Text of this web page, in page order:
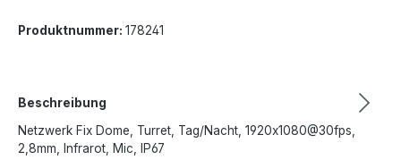
Produktnummer: 178241
Beschreibung
Netzwerk Fix Dome, Turret, Tag/Nacht, 1920x1080@30fps,
2,8mm, Infrarot, Mic, IP67